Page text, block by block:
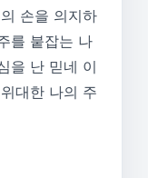
손을 의지하
를 붙잡는 나
을 난 믿네 이
대한 나의 주